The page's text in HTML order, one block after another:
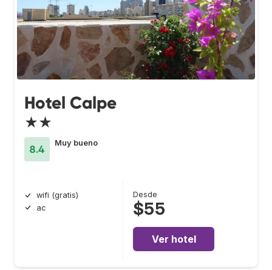
Hotel Calpe
★★
8.4
Muy bueno
wifi (gratis)
ac
Desde
$55
Ver hotel